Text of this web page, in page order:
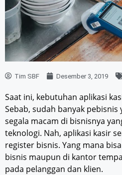
Tim SBF Desember 3, 2019
Saat ini, kebutuhan aplikasi
Sebab, sudah banyak
segala macam di bisnisnya
teknologi. Nah, aplikasi kasir
register bisnis. Yang mana
bisnis maupun di kantor
pada pelanggan dan klien.